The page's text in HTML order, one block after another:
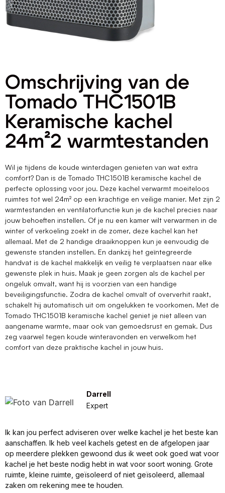
Omschrijving van de
Tomado THC1501B
Keramische kachel
24m²2 warmtestanden
Wil je tijdens de koude winterdagen genieten van wat extra
comfort? Dan is de Tomado THC1501B keramische kachel de
perfecte oplossing voor jou. Deze kachel verwarmt moeiteloos
ruimtes tot wel 24m² op een krachtige en veilige manier. Met zijn 2
warmtestanden en ventilatorfunctie kun je de kachel precies naar
jouw behoeften instellen. Of je nu een kamer wilt verwarmen in de
winter of verkoeling zoekt in de zomer, deze kachel kan het
allemaal. Met de 2 handige draaiknoppen kun je eenvoudig de
gewenste standen instellen. En dankzij het geïntegreerde
handvat is de kachel makkelijk en veilig te verplaatsen naar elke
gewenste plek in huis. Maak je geen zorgen als de kachel per
ongeluk omvalt, want hij is voorzien van een handige
beveiligingsfunctie. Zodra de kachel omvalt of oververhit raakt,
schakelt hij automatisch uit om ongelukken te voorkomen. Met de
Tomado THC1501B keramische kachel geniet je niet alleen van
aangename warmte, maar ook van gemoedsrust en gemak. Dus
zeg vaarwel tegen koude winteravonden en verwelkom het
comfort van deze praktische kachel in jouw huis.
Darrell
Expert
Ik kan jou perfect adviseren over welke kachel je het beste kan
aanschaffen. Ik heb veel kachels getest en de afgelopen jaar
op meerdere plekken gewoond dus ik weet ook goed wat voor
kachel je het beste nodig hebt in wat voor soort woning. Grote
ruimte, kleine ruimte, geïsoleerd of niet geïsoleerd, allemaal
zaken om rekening mee te houden.